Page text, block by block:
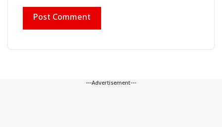
---Advertisement---